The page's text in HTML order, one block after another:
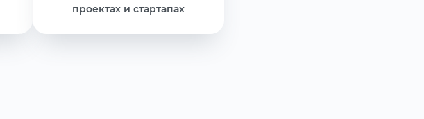
проектах и стартапах